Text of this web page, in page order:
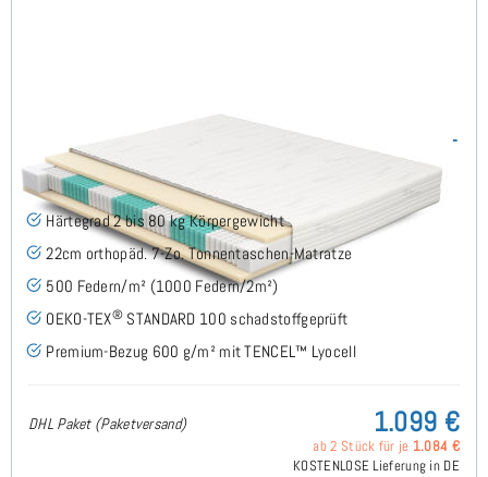
SERA H2 (TENCEL™ Lyocell) TTFK-Matratze 250x220 cm -
Sonderanfertigung
Härtegrad 2 bis 80 kg Körpergewicht
22cm orthopäd. 7-Zo. Tonnentaschen-Matratze
500 Federn/m² (1000 Federn/2m²)
OEKO-TEX® STANDARD 100 schadstoffgeprüft
Premium-Bezug 600 g/m² mit TENCEL™ Lyocell
DHL Paket (Paketversand) 1.099 €
ab 2 Stück für je 1.084 €
KOSTENLOSE Lieferung in DE